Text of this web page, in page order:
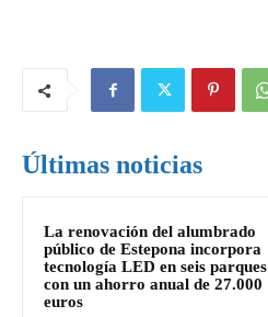
Últimas noticias
La renovación del alumbrado
público de Estepona incorpora
tecnología LED en seis parques
con un ahorro anual de 27.000
euros